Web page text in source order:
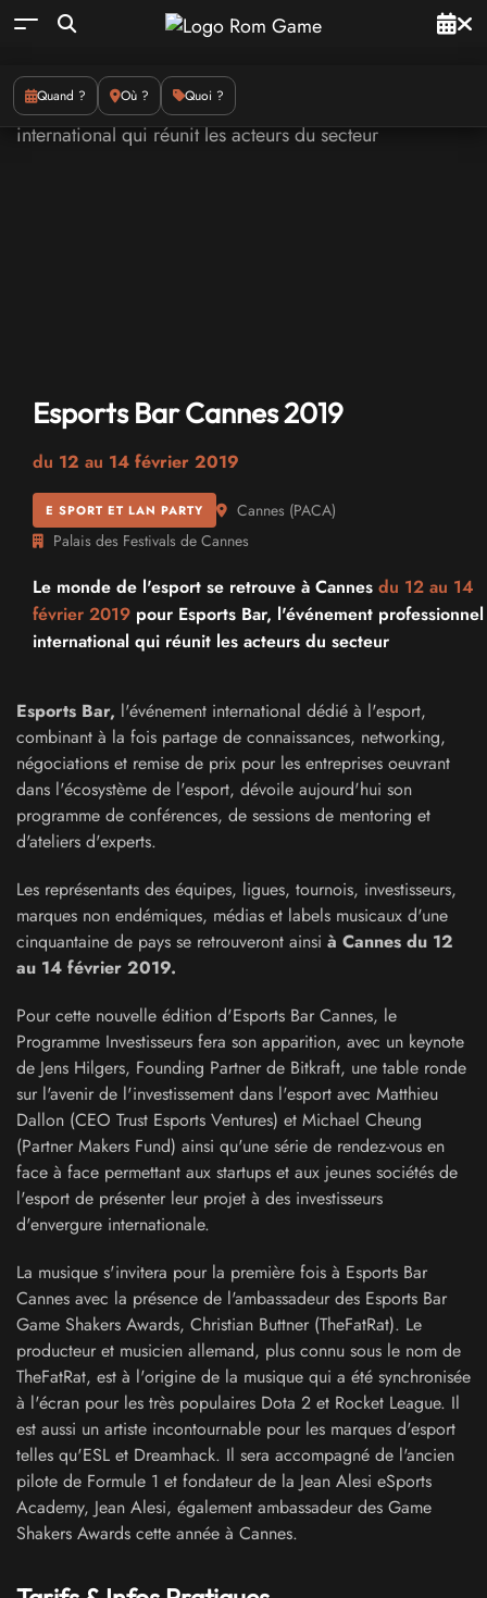
Quand ? Où ? Quoi ?
Esports Bar Cannes 2019
du 12 au 14 février 2019
E SPORT ET LAN PARTY Cannes (PACA)
Palais des Festivals de Cannes
Le monde de l'esport se retrouve à Cannes du 12 au 14
février 2019 pour Esports Bar, l'événement professionnel
international qui réunit les acteurs du secteur
Esports Bar, l'événement international dédié à l'esport,
combinant à la fois partage de connaissances, networking,
négociations et remise de prix pour les entreprises oeuvrant
dans l'écosystème de l'esport, dévoile aujourd'hui son
programme de conférences, de sessions de mentoring et
d'ateliers d'experts.
Les représentants des équipes, ligues, tournois, investisseurs,
marques non endémiques, médias et labels musicaux d'une
cinquantaine de pays se retrouveront ainsi à Cannes du 12
au 14 février 2019.
Pour cette nouvelle édition d'Esports Bar Cannes, le
Programme Investisseurs fera son apparition, avec un keynote
de Jens Hilgers, Founding Partner de Bitkraft, une table ronde
sur l'avenir de l'investissement dans l'esport avec Matthieu
Dallon (CEO Trust Esports Ventures) et Michael Cheung
(Partner Makers Fund) ainsi qu'une série de rendez-vous en
face à face permettant aux startups et aux jeunes sociétés de
l'esport de présenter leur projet à des investisseurs
d'envergure internationale.
La musique s'invitera pour la première fois à Esports Bar
Cannes avec la présence de l'ambassadeur des Esports Bar
Game Shakers Awards, Christian Buttner (TheFatRat). Le
producteur et musicien allemand, plus connu sous le nom de
TheFatRat, est à l'origine de la musique qui a été synchronisée
à l'écran pour les très populaires Dota 2 et Rocket League. Il
est aussi un artiste incontournable pour les marques d'esport
telles qu'ESL et Dreamhack. Il sera accompagné de l'ancien
pilote de Formule 1 et fondateur de la Jean Alesi eSports
Academy, Jean Alesi, également ambassadeur des Game
Shakers Awards cette année à Cannes.